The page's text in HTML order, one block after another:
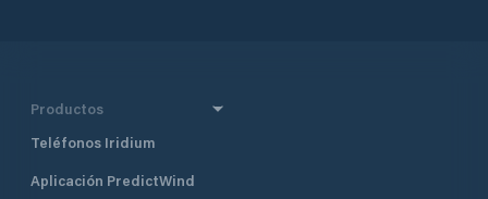
Productos
Teléfonos Iridium
Aplicación PredictWind